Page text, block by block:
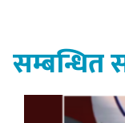
सम्बन्धित